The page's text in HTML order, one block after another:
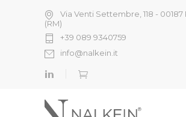
Via Venti Settembre, 118 - 00187
(RM)
+39 089 9340759
info@nalkein.it